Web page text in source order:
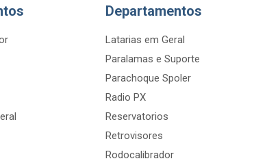
Departamentos
Latarias em Geral
Paralamas e Suporte
Parachoque Spoler
Radio PX
Reservatorios
Retrovisores
Rodocalibrador